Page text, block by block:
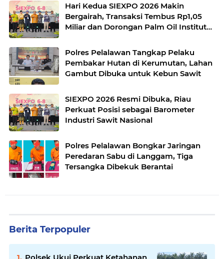
Hari Kedua SIEXPO 2026 Makin
Bergairah, Transaksi Tembus Rp1,05
Miliar dan Dorongan Palm Oil Institute
Polres Pelalawan Tangkap Pelaku
Pembakar Hutan di Kerumutan, Lahan
Gambut Dibuka untuk Kebun Sawit
SIEXPO 2026 Resmi Dibuka, Riau
Perkuat Posisi sebagai Barometer
Industri Sawit Nasional
Polres Pelalawan Bongkar Jaringan
Peredaran Sabu di Langgam, Tiga
Tersangka Dibekuk Berantai
Berita Terpopuler